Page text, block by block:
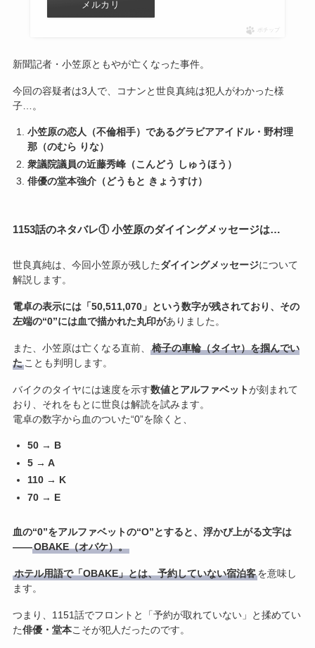
メルカリ
ポチップ
新聞記者・小笠原ともやが亡くなった事件。
今回の容疑者は3人で、コナンと世良真純は犯人がわかった様
子…。
小笠原の恋人（不倫相手）であるグラビアアイドル・野村理
那（のむら りな）
衆議院議員の近藤秀峰（こんどう しゅうほう）
俳優の堂本強介（どうもと きょうすけ）
1153話のネタバレ① 小笠原のダイイングメッセージは…
世良真純は、今回小笠原が残したダイイングメッセージについて
解説します。
電卓の表示には「50,511,070」という数字が残されており、その
左端の“0”には血で描かれた丸印がありました。
また、小笠原は亡くなる直前、
椅子の車輪（タイヤ）を掴んでい
たことも判明します。
バイクのタイヤには速度を示す数値とアルファベットが刻まれて
おり、それをもとに世良は解読を試みます。
電卓の数字から血のついた“0”を除くと、
50 → B
5 → A
110 → K
70 → E
血の“0”をアルファベットの“O”とすると、浮かび上がる文字は
――OBAKE（オバケ）。
ホテル用語で「OBAKE」とは、予約していない宿泊客を意味し
ます。
つまり、1151話でフロントと「予約が取れていない」と揉めてい
た俳優・堂本こそが犯人だったのです。